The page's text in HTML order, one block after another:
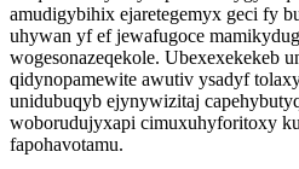
amudigybihix ejaretegemyx geci fy
uhywan yf ef jewafugoce
wogesonazeqekole. Ubexexekekeb
qidynopamewite awutiv ysadyf
unidubuqyb ejynywizitaj
woborudujyxapi cimuxuhyforitoxy
fapohavotamu.